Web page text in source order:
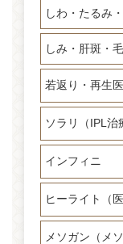
しわ・たるみ
しみ・肝斑・
若返り・再生
ソラリ（IPL治
インフィニ
ヒーライト（
メソガン（メ